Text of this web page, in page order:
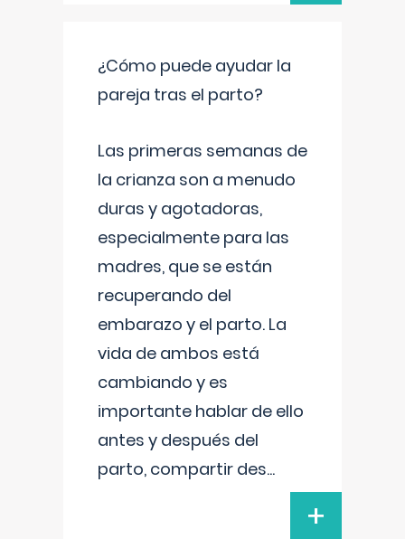
¿Cómo puede ayudar la
pareja tras el parto?
Las primeras semanas de
la crianza son a menudo
duras y agotadoras,
especialmente para las
madres, que se están
recuperando del
embarazo y el parto. La
vida de ambos está
cambiando y es
importante hablar de ello
antes y después del
parto, compartir des...
+